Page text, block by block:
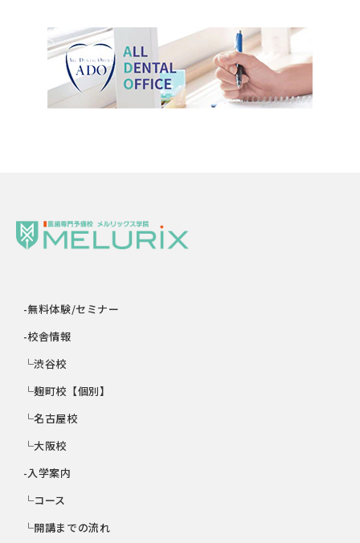
-無料体験/セミナー
-校舎情報
└渋谷校
└麹町校【個別】
└名古屋校
└大阪校
-入学案内
└コース
└開講までの流れ